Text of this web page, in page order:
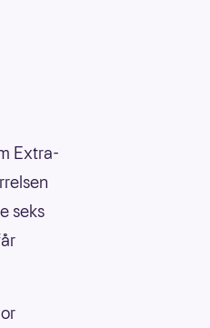
Extra-
seks